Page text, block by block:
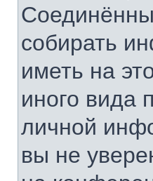
собирать
иметь на
иного вида
личной
вы не